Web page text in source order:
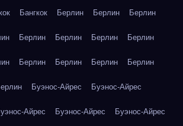
Бангкок Берлин Берлин Берлин
Берлин Берлин Берлин Берлин
Берлин Берлин Берлин Берлин
Буэнос-Айрес Буэнос-Айрес
Айрес Буэнос-Айрес Буэнос-Айрес